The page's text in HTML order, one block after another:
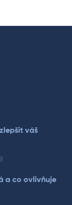
váš
a co ovlivňuje